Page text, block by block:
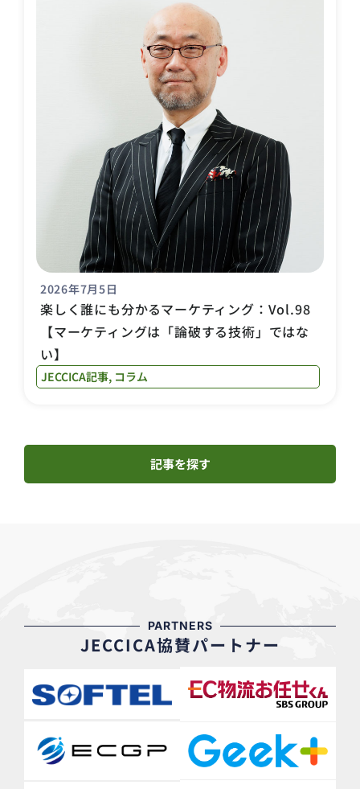
2026年7月5日
楽しく誰にも分かるマーケティング：Vol.98
【マーケティングは「論破する技術」ではな
い】
JECCICA記事, コラム
記事を探す
PARTNERS
JECCICA協賛パートナー